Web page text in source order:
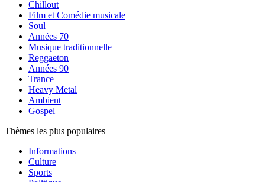
Chillout
Film et Comédie musicale
Soul
Années 70
Musique traditionnelle
Reggaeton
Années 90
Trance
Heavy Metal
Ambient
Gospel
Thèmes les plus populaires
Informations
Culture
Sports